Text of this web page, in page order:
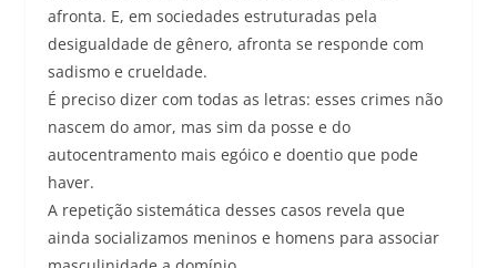
afronta. E, em sociedades estruturadas pela
desigualdade de gênero, afronta se responde com
sadismo e crueldade.
É preciso dizer com todas as letras: esses crimes não
nascem do amor, mas sim da posse e do
autocentramento mais egóico e doentio que pode
haver.
A repetição sistemática desses casos revela que
ainda socializamos meninos e homens para associar